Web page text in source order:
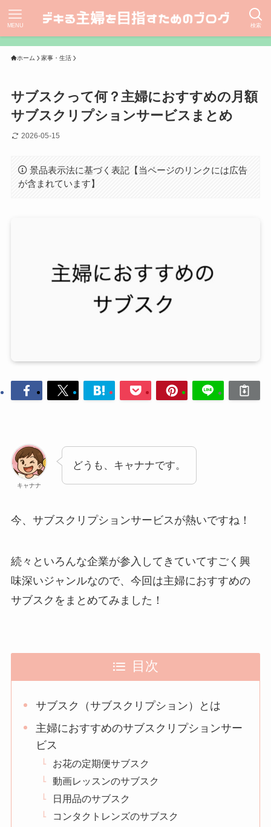
検索
MENU
ホーム 家事・生活
サブスクって何？主婦におすすめの月額
サブスクリプションサービスまとめ
2026-05-15
景品表示法に基づく表記【当ページのリンクには広告
が含まれています】
キャナナ
どうも、キャナナです。
今、サブスクリプションサービスが熱いですね！
続々といろんな企業が参入してきていてすごく興
味深いジャンルなので、今回は主婦におすすめの
サブスクをまとめてみました！
目次
サブスク（サブスクリプション）とは
主婦におすすめのサブスクリプションサー
ビス
お花の定期便サブスク
動画レッスンのサブスク
日用品のサブスク
コンタクトレンズのサブスク